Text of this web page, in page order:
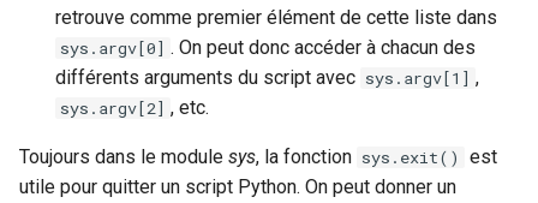
retrouve comme premier élément de cette liste dans
sys.argv[0] . On peut donc accéder à chacun des
différents arguments du script avec sys.argv[1] ,
sys.argv[2] , etc.
Toujours dans le module sys, la fonction sys.exit()
est
utile pour quitter un script Python. On peut donner un